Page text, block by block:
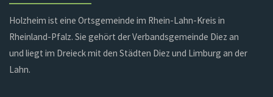
Holzheim ist eine Ortsgemeinde im Rhein-Lahn-Kreis in
Rheinland-Pfalz. Sie gehört der Verbandsgemeinde Diez an
und liegt im Dreieck mit den Städten Diez und Limburg an der
Lahn.